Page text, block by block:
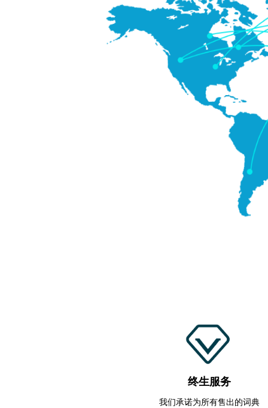
终生服务
我们承诺为所有售出的词典